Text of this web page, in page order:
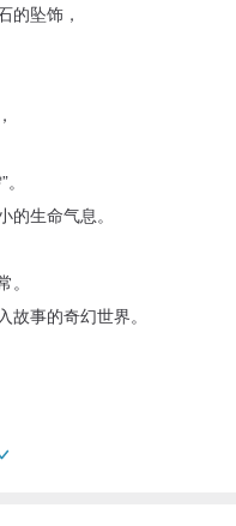
的坠饰，
生命气息。
事的奇幻世界。